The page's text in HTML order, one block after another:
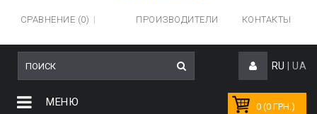
СРАВНЕНИЕ (0) ПРОИЗВОДИТЕЛИ КОНТАКТЫ
RU UA
0 (0 ГРН.)
МЕНЮ